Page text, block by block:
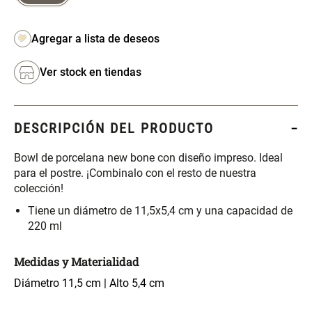
Ver stock en tiendas
DESCRIPCIÓN DEL PRODUCTO
Bowl de porcelana new bone con diseño impreso. Ideal
para el postre. ¡Combinalo con el resto de nuestra
colección!
Tiene un diámetro de 11,5x5,4 cm y una capacidad de
220 ml
Medidas y Materialidad
Diámetro 11,5 cm | Alto 5,4 cm
S/ 349.00S/ 261.00
Set Sábanas Algodón satín 240
Hilos
Canasto Ropa Bambú Redondo
S/ 69.90
Mueble Repisa Bambú 4
119 cm
S/ 169.00S/ 135.20
Comoda Bambú con Puertas 80
x 33 x 80 cm
S/ 319.00S/ 254.90
Almohada Sensación Plumas